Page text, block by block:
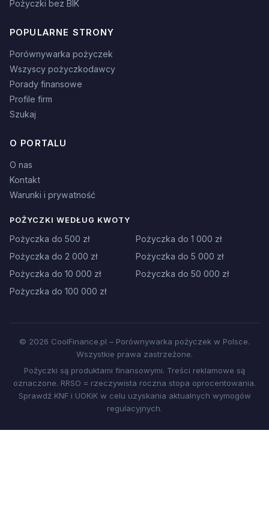
Pożyczki bez BIK
POPULARNE STRONY
Porównywarka pożyczek
Wszyscy pożyczkodawcy
Porady finansowe
Profile firm
Szukaj
O PORTALU
O nas
Kontakt
Warunki i prywatność
POŻYCZKI WEDŁUG KWOTY
Pożyczka do 500 zł
Pożyczka do 1 000 zł
Pożyczka do 2 000 zł
Pożyczka do 5 000 zł
Pożyczka do 10 000 zł
Pożyczka do 50 000 zł
Pożyczka do 100 000 zł
© 2026 CoolFinance.pl – Porównywarka pożyczek w Polsce.
Wszystkie prawa zastrzeżone.
Pożyczki są produktami finansowymi. Treści reklamowe są
oznaczone. RRSO = rzeczywista roczna stopa oprocentowania.
Sprawdź KNF i UOKiK w celu uzyskania aktualnych wymogów
regulacyjnych.